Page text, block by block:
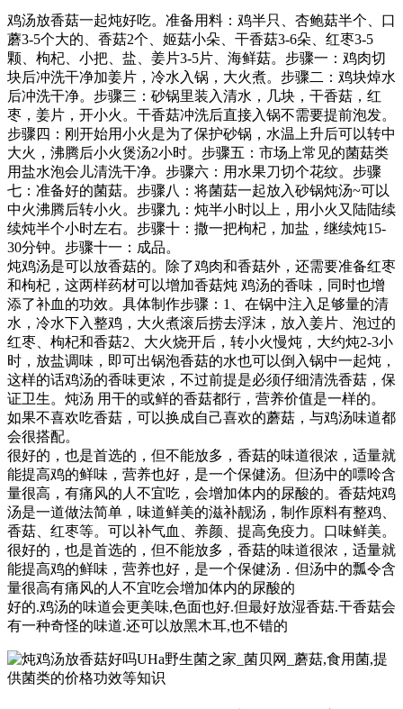
鸡汤放香菇一起炖好吃。准备用料：鸡半只、杏鲍菇半个、口
蘑3-5个大的、香菇2个、姬菇小朵、干香菇3-6朵、红枣3-5
颗、枸杞、小把、盐、姜片3-5片、海鲜菇。步骤一：鸡肉切
块后冲洗干净加姜片，冷水入锅，大火煮。步骤二：鸡块焯水
后冲洗干净。步骤三：砂锅里装入清水，几块，干香菇，红
枣，姜片，开小火。干香菇冲洗后直接入锅不需要提前泡发。
步骤四：刚开始用小火是为了保护砂锅，水温上升后可以转中
大火，沸腾后小火煲汤2小时。步骤五：市场上常见的菌菇类
用盐水泡会儿清洗干净。步骤六：用水果刀切个花纹。步骤
七：准备好的菌菇。步骤八：将菌菇一起放入砂锅炖汤~可以
中火沸腾后转小火。步骤九：炖半小时以上，用小火又陆陆续
续炖半个小时左右。步骤十：撒一把枸杞，加盐，继续炖15-
30分钟。步骤十一：成品。
炖鸡汤是可以放香菇的。除了鸡肉和香菇外，还需要准备红枣
和枸杞，这两样药材可以增加香菇炖 鸡汤的香味，同时也增
添了补血的功效。具体制作步骤：1、在锅中注入足够量的清
水，冷水下入整鸡，大火煮滚后捞去浮沫，放入姜片、泡过的
红枣、枸杞和香菇2、大火烧开后，转小火慢炖，大约炖2-3小
时，放盐调味，即可出锅泡香菇的水也可以倒入锅中一起炖，
这样的话鸡汤的香味更浓，不过前提是必须仔细清洗香菇，保
证卫生。炖汤 用干的或鲜的香菇都行，营养价值是一样的。
如果不喜欢吃香菇，可以换成自己喜欢的蘑菇，与鸡汤味道都
会很搭配。
很好的，也是首选的，但不能放多，香菇的味道很浓，适量就
能提高鸡的鲜味，营养也好，是一个保健汤。但汤中的嘌呤含
量很高，有痛风的人不宜吃，会增加体内的尿酸的。香菇炖鸡
汤是一道做法简单，味道鲜美的滋补靓汤，制作原料有整鸡、
香菇、红枣等。可以补气血、养颜、提高免疫力。口味鲜美。
很好的，也是首选的，但不能放多，香菇的味道很浓，适量就
能提高鸡的鲜味，营养也好，是一个保健汤．但汤中的瓢令含
量很高有痛风的人不宜吃会增加体内的尿酸的
好的.鸡汤的味道会更美味,色面也好.但最好放湿香菇.干香菇会
有一种奇怪的味道.还可以放黑木耳,也不错的
UHa野生菌之家_菌贝网_蘑菇,食用菌,提
供菌类的价格功效等知识